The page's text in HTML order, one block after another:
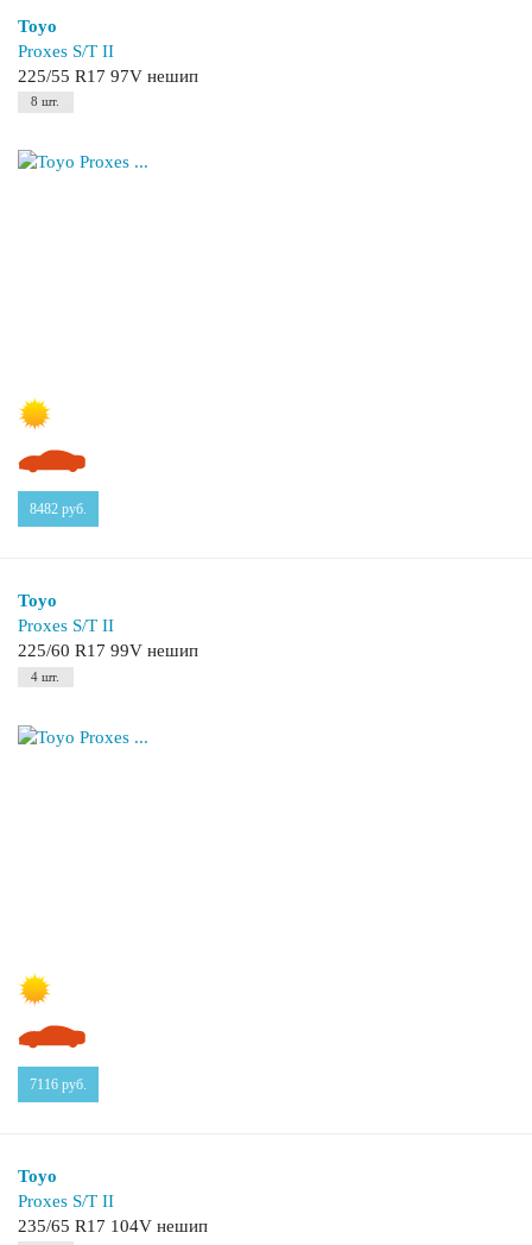
Toyo
Proxes S/T II
225/55 R17 97V нешип
8 шт.
8482 руб.
Toyo
Proxes S/T II
225/60 R17 99V нешип
4 шт.
7116 руб.
Toyo
Proxes S/T II
235/65 R17 104V нешип